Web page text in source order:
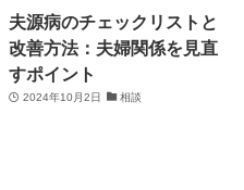
夫源病のチェックリストと
改善方法：夫婦関係を見直
すポイント
2024年10月2日 相談